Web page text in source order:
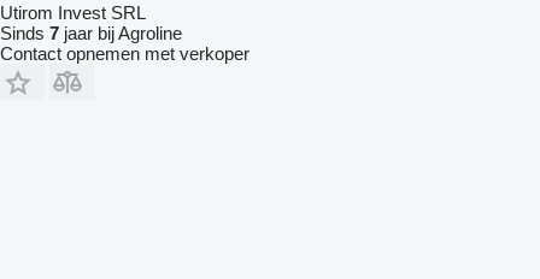
Utirom Invest SRL
Sinds 7 jaar bij Agroline
Contact opnemen met verkoper